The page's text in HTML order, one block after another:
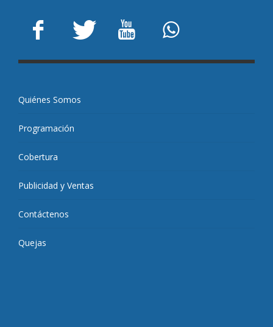
Quiénes Somos
Programación
Cobertura
Publicidad y Ventas
Contáctenos
Quejas